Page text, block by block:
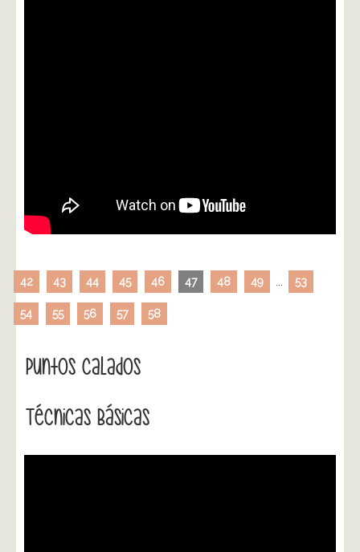
42 43 44 45 46 47 48 49 53
54 55 56 57 58
Puntos Calados
Técnicas Básicas